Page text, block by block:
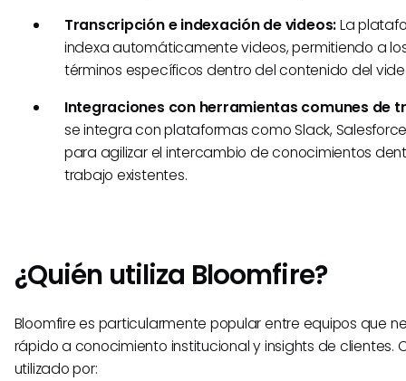
Transcripción e indexación de videos:La
indexa automáticamente videos, permitiendo a
términos específicos dentro del contenido del
Integraciones con herramientas comunes de
se integra con plataformas como Slack,
para agilizar el intercambio de conocimientos
trabajo existentes.
¿Quién utiliza Bloomfire?
Bloomfire es particularmente popular entre equipos que
rápido a conocimiento institucional y insights de clientes.
utilizado por: